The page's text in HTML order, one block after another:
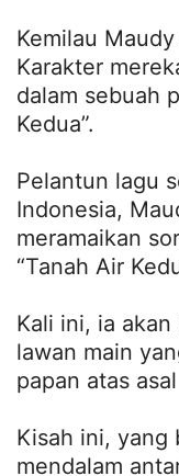
Kemilau
Karakter
dalam sebuah
Kedua”.
Pelantun lagu
Indonesia,
meramaikan
“Tanah Air
Kali ini, ia
lawan main
papan atas
Kisah ini, yang
mendalam